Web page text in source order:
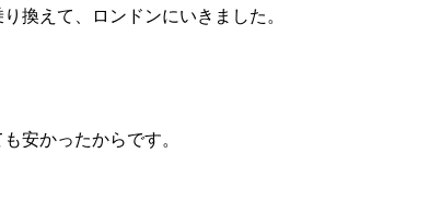
換えて、ロンドンにいきました。
安かったからです。